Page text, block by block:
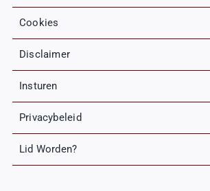
Cookies
Disclaimer
Insturen
Privacybeleid
Lid Worden?